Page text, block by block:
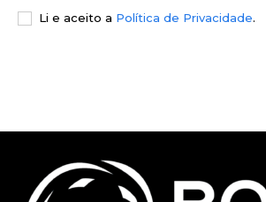
Li e aceito a Política de Privacidade.